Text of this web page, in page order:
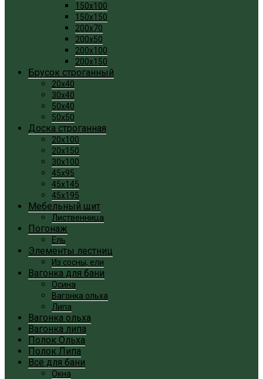
150x100
150x150
200x70
200x50
200x100
200x150
Брусок строганный
20x40
30x40
50x40
50x50
Доска строганная
20x100
20x150
30x100
45x95
45x145
45x195
Мебельный щит
Лиственница
Погонаж
Ель
Элементы лестниц
Из сосны, ели
Вагонка для бани
Осина
Вагонка ольха
Липа
Вагонка ольха
Вагонка липа
Полок Ольха
Полок Липа
Всё для бани
Окна